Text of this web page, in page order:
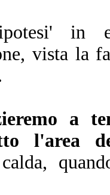
in
vista la
a
l'area
calda,